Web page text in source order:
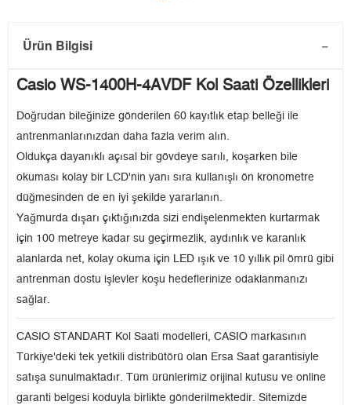
Ürün Bilgisi
Casio WS-1400H-4AVDF Kol Saati Özellikleri
Doğrudan bileğinize gönderilen 60 kayıtlık etap belleği ile
antrenmanlarınızdan daha fazla verim alın.
Oldukça dayanıklı açısal bir gövdeye sarılı, koşarken bile
okuması kolay bir LCD'nin yanı sıra kullanışlı ön kronometre
düğmesinden de en iyi şekilde yararlanın.
Yağmurda dışarı çıktığınızda sizi endişelenmekten kurtarmak
için 100 metreye kadar su geçirmezlik, aydınlık ve karanlık
alanlarda net, kolay okuma için LED ışık ve 10 yıllık pil ömrü gibi
antrenman dostu işlevler koşu hedeflerinize odaklanmanızı
sağlar.
CASIO STANDART Kol Saati modelleri, CASIO markasının
Türkiye'deki tek yetkili distribütörü olan Ersa Saat garantisiyle
satışa sunulmaktadır. Tüm ürünlerimiz orijinal kutusu ve online
garanti belgesi koduyla birlikte gönderilmektedir. Sitemizde